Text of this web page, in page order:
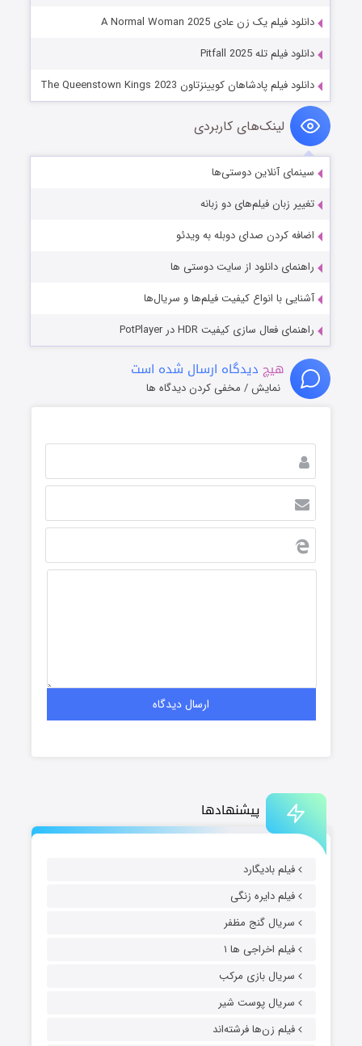
پیشنهادها
فیلم بادیگارد
فیلم دایره زنگی
سریال گنج مظفر
فیلم اخراجی ها ۱
سریال بازی مرکب
سریال پوست شیر
فیلم زن‌ها فرشته‌اند
دانلود فیلم یک زن عادی A Normal Woman 2025
دانلود فیلم تله Pitfall 2025
دانلود فیلم پادشاهان کویینزتاون The Queenstown Kings 2023
لینک‌های کاربردی
سینمای آنلاین دوستی‌ها
تغییر زبان فیلم‌های دو زبانه
اضافه کردن صدای دوبله به ویدئو
راهنمای دانلود از سایت دوستی ها
آشنایی با انواع کیفیت فیلم‌ها و سریال‌ها
راهنمای فعال سازی کیفیت HDR در PotPlayer
هیچ دیدگاه ارسال شده است
نمایش / مخفی کردن دیدگاه ها